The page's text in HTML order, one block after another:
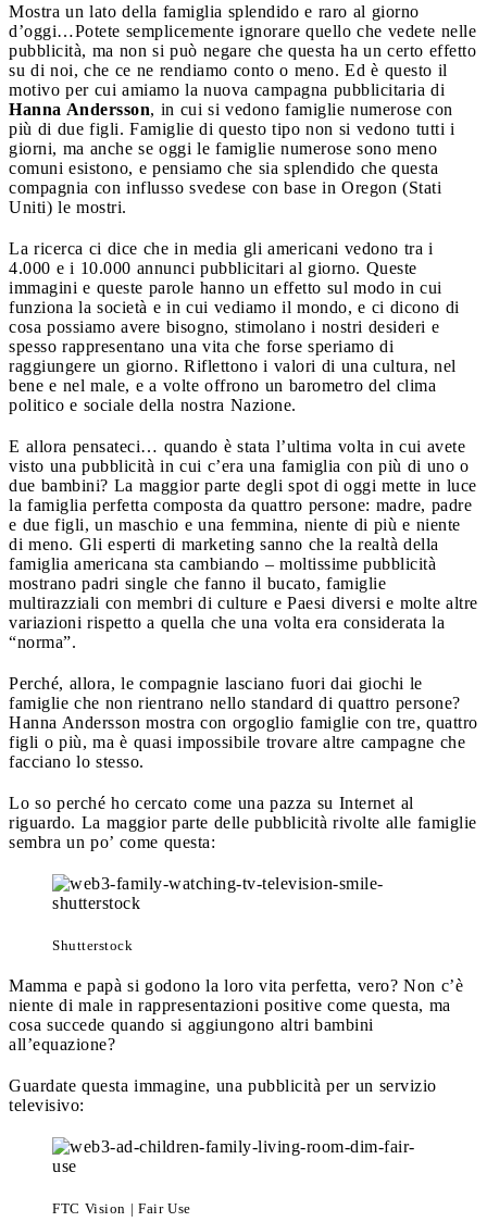
Mostra un lato della famiglia splendido e raro al giorno
d’oggi…Potete semplicemente ignorare quello che vedete nelle
pubblicità, ma non si può negare che questa ha un certo effetto
su di noi, che ce ne rendiamo conto o meno. Ed è questo il
motivo per cui amiamo la nuova campagna pubblicitaria di
Hanna Andersson, in cui si vedono famiglie numerose con
più di due figli. Famiglie di questo tipo non si vedono tutti i
giorni, ma anche se oggi le famiglie numerose sono meno
comuni esistono, e pensiamo che sia splendido che questa
compagnia con influsso svedese con base in Oregon (Stati
Uniti) le mostri.
La ricerca ci dice che in media gli americani vedono tra i
4.000 e i 10.000 annunci pubblicitari al giorno. Queste
immagini e queste parole hanno un effetto sul modo in cui
funziona la società e in cui vediamo il mondo, e ci dicono di
cosa possiamo avere bisogno, stimolano i nostri desideri e
spesso rappresentano una vita che forse speriamo di
raggiungere un giorno. Riflettono i valori di una cultura, nel
bene e nel male, e a volte offrono un barometro del clima
politico e sociale della nostra Nazione.
E allora pensateci… quando è stata l’ultima volta in cui avete
visto una pubblicità in cui c’era una famiglia con più di uno o
due bambini? La maggior parte degli spot di oggi mette in luce
la famiglia perfetta composta da quattro persone: madre, padre
e due figli, un maschio e una femmina, niente di più e niente
di meno. Gli esperti di marketing sanno che la realtà della
famiglia americana sta cambiando – moltissime pubblicità
mostrano padri single che fanno il bucato, famiglie
multirazziali con membri di culture e Paesi diversi e molte altre
variazioni rispetto a quella che una volta era considerata la
“norma”.
Perché, allora, le compagnie lasciano fuori dai giochi le
famiglie che non rientrano nello standard di quattro persone?
Hanna Andersson mostra con orgoglio famiglie con tre, quattro
figli o più, ma è quasi impossibile trovare altre campagne che
facciano lo stesso.
Lo so perché ho cercato come una pazza su Internet al
riguardo. La maggior parte delle pubblicità rivolte alle famiglie
sembra un po’ come questa:
Shutterstock
Mamma e papà si godono la loro vita perfetta, vero? Non c’è
niente di male in rappresentazioni positive come questa, ma
cosa succede quando si aggiungono altri bambini
all’equazione?
Guardate questa immagine, una pubblicità per un servizio
televisivo:
FTC Vision | Fair Use